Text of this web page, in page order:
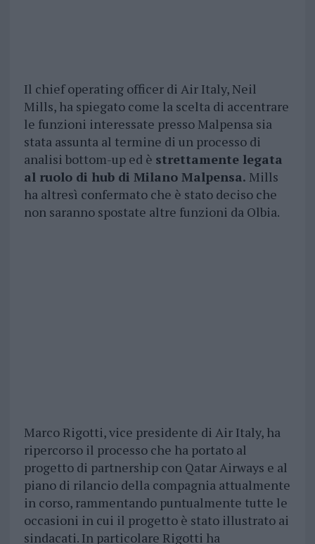
Il chief operating officer di Air Italy, Neil
Mills, ha spiegato come la scelta di accentrare
le funzioni interessate presso Malpensa sia
stata assunta al termine di un processo di
analisi bottom-up ed è strettamente legata
al ruolo di hub di Milano Malpensa. Mills
ha altresì confermato che è stato deciso che
non saranno spostate altre funzioni da Olbia.
Marco Rigotti, vice presidente di Air Italy, ha
ripercorso il processo che ha portato al
progetto di partnership con Qatar Airways e al
piano di rilancio della compagnia attualmente
in corso, rammentando puntualmente tutte le
occasioni in cui il progetto è stato illustrato ai
sindacati. In particolare Rigotti ha